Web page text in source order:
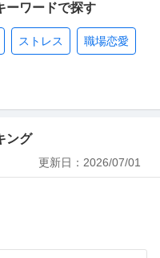
ーワードで探す
ストレス 職場恋愛
ング
更新日： 2026/07/01